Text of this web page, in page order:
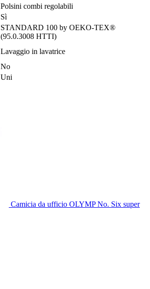
Polsini combi regolabili
Sì
STANDARD 100 by OEKO-TEX®
(95.0.3008 HTTI)
Lavaggio in lavatrice
No
Uni
Camicia da ufficio OLYMP No. Six super